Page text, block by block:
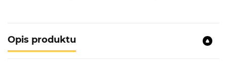
Opis produktu